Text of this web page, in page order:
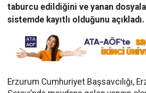
taburcu edildiğini ve yanan
sistemde kayıtlı olduğunu açıkladı.
Erzurum Cumhuriyet Başsavcılığı,